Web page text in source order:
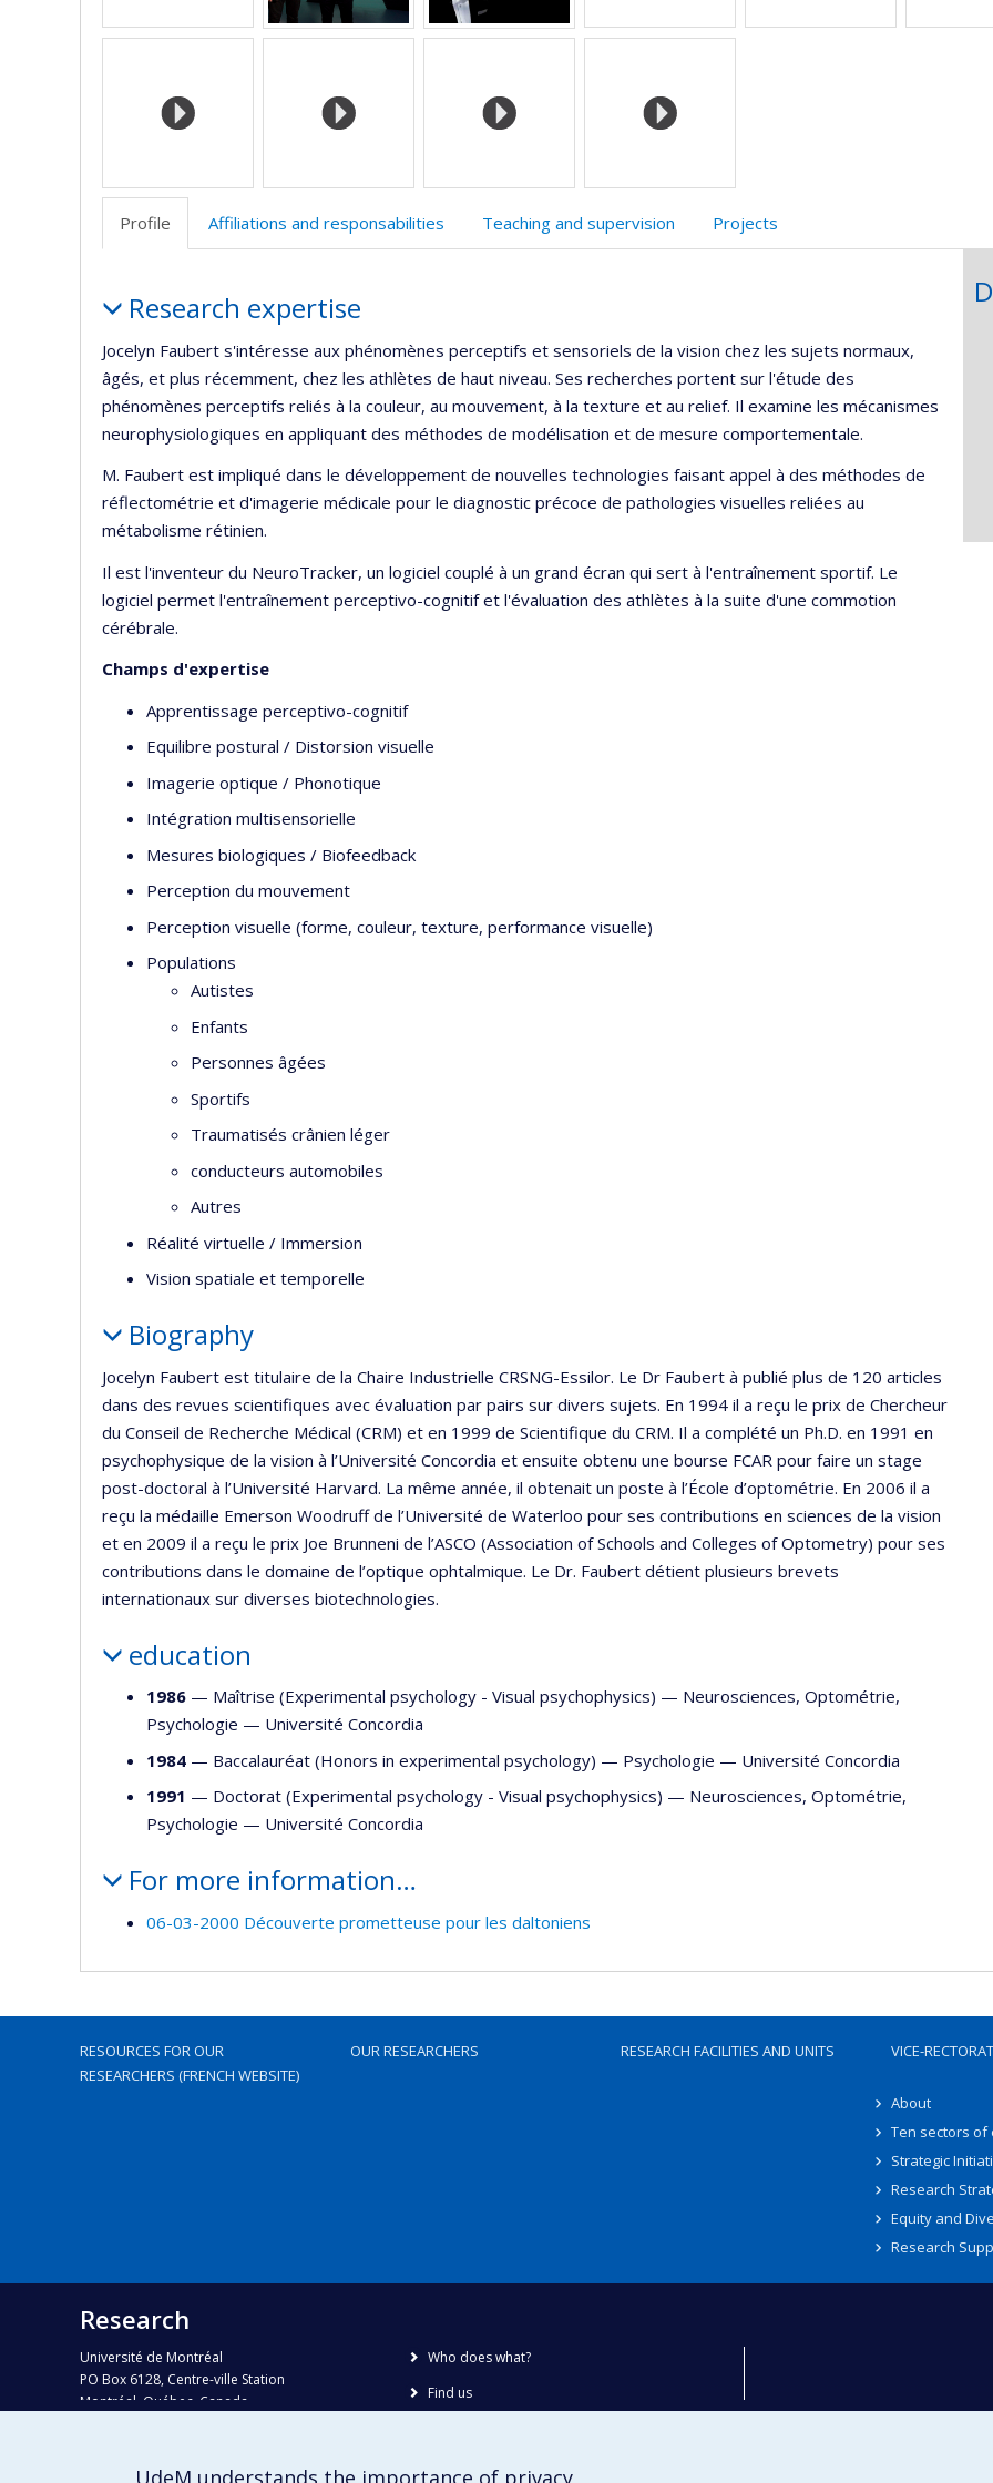
Profile Affiliations and responsabilities Teaching and supervision Projects
Research expertise
Jocelyn Faubert s'intéresse aux phénomènes perceptifs et sensoriels de la vision chez les sujets normaux,
âgés, et plus récemment, chez les athlètes de haut niveau. Ses recherches portent sur l'étude des
phénomènes perceptifs reliés à la couleur, au mouvement, à la texture et au relief. Il examine les mécanismes
neurophysiologiques en appliquant des méthodes de modélisation et de mesure comportementale.
M. Faubert est impliqué dans le développement de nouvelles technologies faisant appel à des méthodes de
réflectométrie et d'imagerie médicale pour le diagnostic précoce de pathologies visuelles reliées au
métabolisme rétinien.
Il est l'inventeur du NeuroTracker, un logiciel couplé à un grand écran qui sert à l'entraînement sportif. Le
logiciel permet l'entraînement perceptivo-cognitif et l'évaluation des athlètes à la suite d'une commotion
cérébrale.
Champs d'expertise
Apprentissage perceptivo-cognitif
Equilibre postural / Distorsion visuelle
Imagerie optique / Phonotique
Intégration multisensorielle
Mesures biologiques / Biofeedback
Perception du mouvement
Perception visuelle (forme, couleur, texture, performance visuelle)
Populations
Autistes
Enfants
Personnes âgées
Sportifs
Traumatisés crânien léger
conducteurs automobiles
Autres
Réalité virtuelle / Immersion
Vision spatiale et temporelle
Biography
Jocelyn Faubert est titulaire de la Chaire Industrielle CRSNG-Essilor. Le Dr Faubert à publié plus de 120 articles
dans des revues scientifiques avec évaluation par pairs sur divers sujets. En 1994 il a reçu le prix de Chercheur
du Conseil de Recherche Médical (CRM) et en 1999 de Scientifique du CRM. Il a complété un Ph.D. en 1991 en
psychophysique de la vision à l’Université Concordia et ensuite obtenu une bourse FCAR pour faire un stage
post-doctoral à l’Université Harvard. La même année, il obtenait un poste à l’École d’optométrie. En 2006 il a
reçu la médaille Emerson Woodruff de l’Université de Waterloo pour ses contributions en sciences de la vision
et en 2009 il a reçu le prix Joe Brunneni de l’ASCO (Association of Schools and Colleges of Optometry) pour ses
contributions dans le domaine de l’optique ophtalmique. Le Dr. Faubert détient plusieurs brevets
internationaux sur diverses biotechnologies.
education
1986 — Maîtrise (Experimental psychology - Visual psychophysics) — Neurosciences, Optométrie,
Psychologie — Université Concordia
1984 — Baccalauréat (Honors in experimental psychology) — Psychologie — Université Concordia
1991 — Doctorat (Experimental psychology - Visual psychophysics) — Neurosciences, Optométrie,
Psychologie — Université Concordia
For more information…
06-03-2000 Découverte prometteuse pour les daltoniens
RESOURCES FOR OUR
RESEARCHERS (FRENCH WEBSITE)
OUR RESEARCHERS RESEARCH FACILITIES AND UNITS VICE-
About
Ten sectors of
Strategic
Research
Equity and
Research
Research
Université de Montréal
PO Box 6128, Centre-ville Station
Montréal, Québec, Canada
Phone : 514 343-6111, #38492
Who does what?
Find us
UdeM understands the importance of privacy